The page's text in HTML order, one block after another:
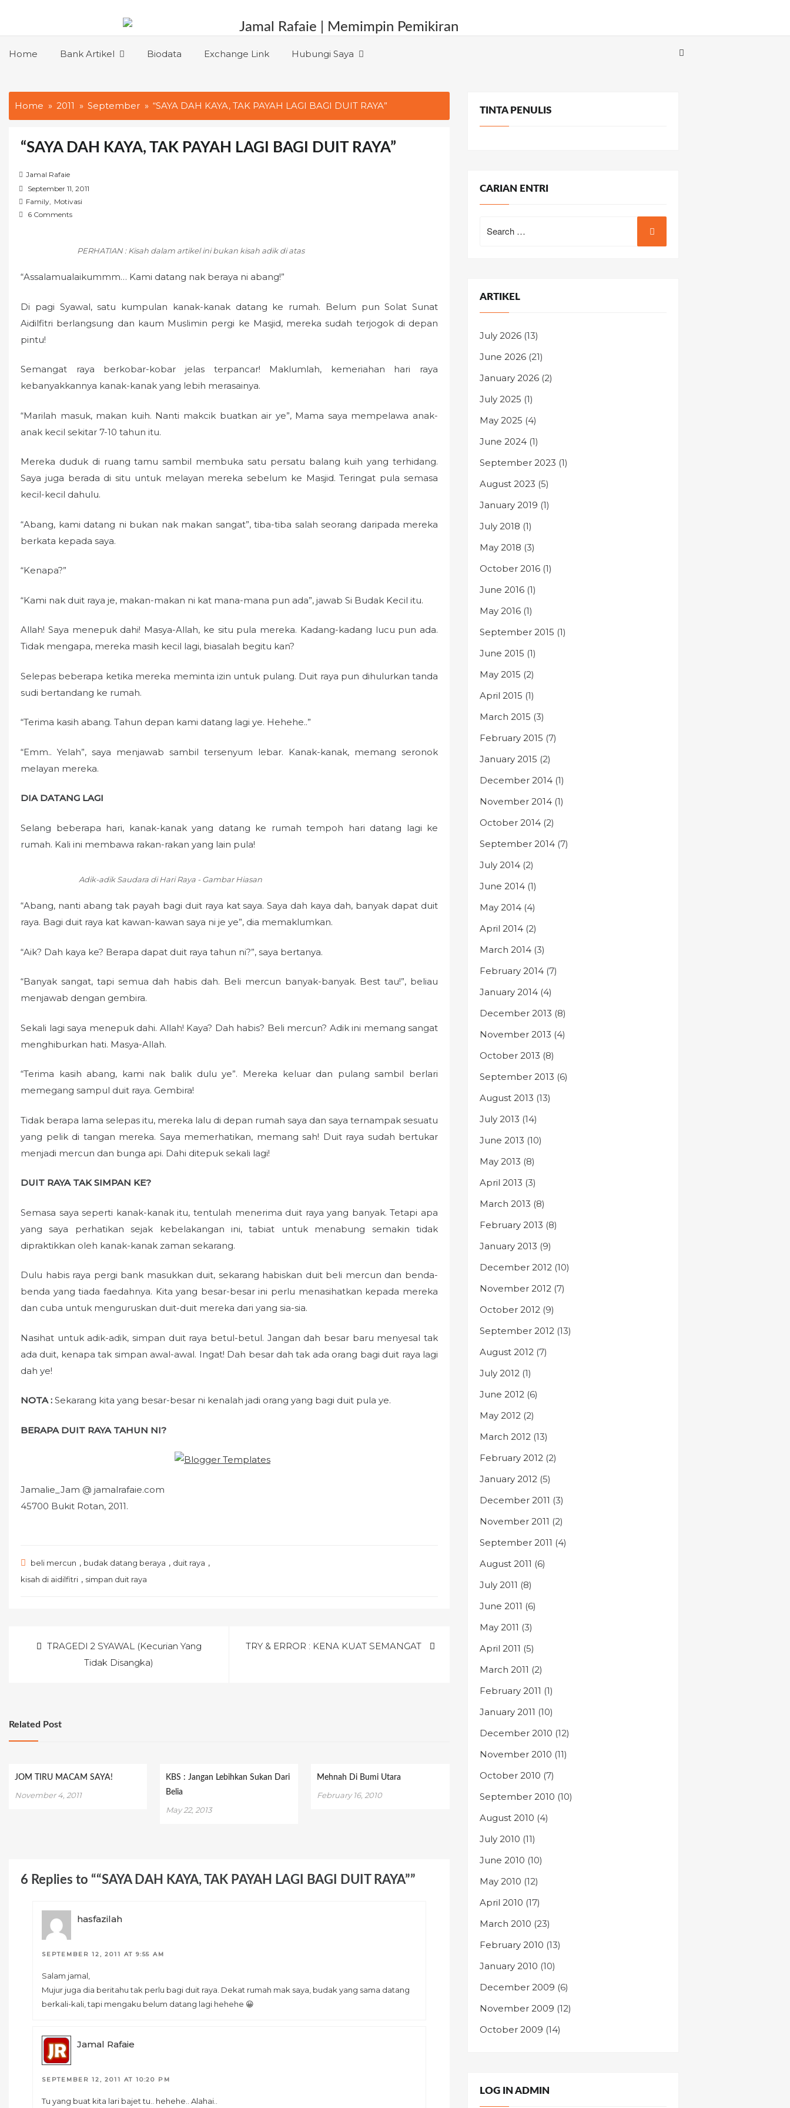
Home
Bank Artikel Biodata Exchange Link Hubungi Saya
Home 2011 September “SAYA DAH KAYA, TAK PAYAH LAGI BAGI DUIT RAYA”
“SAYA DAH KAYA, TAK PAYAH LAGI BAGI DUIT RAYA”
Jamal Rafaie
n
September 11, 2011
Family, Motivasi
6 Comments
PERHATIAN : Kisah dalam artikel ini bukan kisah adik di atas
“Assalamualaikummm… Kami datang nak beraya ni abang!”
Di pagi Syawal, satu kumpulan kanak-kanak datang ke rumah. Belum pun Solat Sunat
Aidilfitri berlangsung dan kaum Muslimin pergi ke Masjid, mereka sudah terjogok di depan
pintu!
Semangat raya berkobar-kobar jelas terpancar! Maklumlah, kemeriahan hari raya
kebanyakkannya kanak-kanak yang lebih merasainya.
“Marilah masuk, makan kuih. Nanti makcik buatkan air ye”, Mama saya mempelawa anak-
anak kecil sekitar 7-10 tahun itu.
Mereka duduk di ruang tamu sambil membuka satu persatu balang kuih yang terhidang.
Saya juga berada di situ untuk melayan mereka sebelum ke Masjid. Teringat pula semasa
kecil-kecil dahulu.
“Abang, kami datang ni bukan nak makan sangat”, tiba-tiba salah seorang daripada mereka
berkata kepada saya.
“Kenapa?”
“Kami nak duit raya je, makan-makan ni kat mana-mana pun ada”, jawab Si Budak Kecil itu.
Allah! Saya menepuk dahi! Masya-Allah, ke situ pula mereka. Kadang-kadang lucu pun ada.
Tidak mengapa, mereka masih kecil lagi, biasalah begitu kan?
Selepas beberapa ketika mereka meminta izin untuk pulang. Duit raya pun dihulurkan tanda
sudi bertandang ke rumah.
“Terima kasih abang. Tahun depan kami datang lagi ye. Hehehe..”
“Emm.. Yelah”, saya menjawab sambil tersenyum lebar. Kanak-kanak, memang seronok
melayan mereka.
DIA DATANG LAGI
Selang beberapa hari, kanak-kanak yang datang ke rumah tempoh hari datang lagi ke
rumah. Kali ini membawa rakan-rakan yang lain pula!
Adik-adik Saudara di Hari Raya - Gambar Hiasan
“Abang, nanti abang tak payah bagi duit raya kat saya. Saya dah kaya dah, banyak dapat duit
raya. Bagi duit raya kat kawan-kawan saya ni je ye”, dia memaklumkan.
“Aik? Dah kaya ke? Berapa dapat duit raya tahun ni?”, saya bertanya.
“Banyak sangat, tapi semua dah habis dah. Beli mercun banyak-banyak. Best tau!”, beliau
menjawab dengan gembira.
Sekali lagi saya menepuk dahi. Allah! Kaya? Dah habis? Beli mercun? Adik ini memang sangat
menghiburkan hati. Masya-Allah.
“Terima kasih abang, kami nak balik dulu ye”. Mereka keluar dan pulang sambil berlari
memegang sampul duit raya. Gembira!
Tidak berapa lama selepas itu, mereka lalu di depan rumah saya dan saya ternampak sesuatu
yang pelik di tangan mereka. Saya memerhatikan, memang sah! Duit raya sudah bertukar
menjadi mercun dan bunga api. Dahi ditepuk sekali lagi!
DUIT RAYA TAK SIMPAN KE?
Semasa saya seperti kanak-kanak itu, tentulah menerima duit raya yang banyak. Tetapi apa
yang saya perhatikan sejak kebelakangan ini, tabiat untuk menabung semakin tidak
dipraktikkan oleh kanak-kanak zaman sekarang.
Dulu habis raya pergi bank masukkan duit, sekarang habiskan duit beli mercun dan benda-
benda yang tiada faedahnya. Kita yang besar-besar ini perlu menasihatkan kepada mereka
dan cuba untuk menguruskan duit-duit mereka dari yang sia-sia.
Nasihat untuk adik-adik, simpan duit raya betul-betul. Jangan dah besar baru menyesal tak
ada duit, kenapa tak simpan awal-awal. Ingat! Dah besar dah tak ada orang bagi duit raya lagi
dah ye!
NOTA : Sekarang kita yang besar-besar ni kenalah jadi orang yang bagi duit pula ye.
BERAPA DUIT RAYA TAHUN NI?
Jamalie_Jam @ jamalrafaie.com
45700 Bukit Rotan, 2011.
beli mercun , budak datang beraya , duit raya ,
kisah di aidilfitri , simpan duit raya
navigation
TRAGEDI 2 SYAWAL (Kecurian Yang
Tidak Disangka)
TRY & ERROR : KENA KUAT SEMANGAT
Related Post
JOM TIRU MACAM SAYA!
November 4, 2011
KBS : Jangan Lebihkan Sukan Dari
Belia
May 22, 2013
Mehnah Di Bumi Utara
February 16, 2010
6 Replies to ““SAYA DAH KAYA, TAK PAYAH LAGI BAGI DUIT RAYA””
hasfazilah
SEPTEMBER 12, 2011 AT 9:55 AM
Salam jamal,
Mujur juga dia beritahu tak perlu bagi duit raya. Dekat rumah mak saya, budak yang sama datang
berkali-kali, tapi mengaku belum datang lagi hehehe 😀
Jamal Rafaie
SEPTEMBER 12, 2011 AT 10:20 PM
Tu yang buat kita lari bajet tu.. hehehe.. Alahai..
TINTA PENULIS
CARIAN ENTRI
for:
ARTIKEL
July 2026 (13)
June 2026 (21)
January 2026 (2)
July 2025 (1)
May 2025 (4)
June 2024 (1)
September 2023 (1)
August 2023 (5)
January 2019 (1)
July 2018 (1)
May 2018 (3)
October 2016 (1)
June 2016 (1)
May 2016 (1)
September 2015 (1)
June 2015 (1)
May 2015 (2)
April 2015 (1)
March 2015 (3)
February 2015 (7)
January 2015 (2)
December 2014 (1)
November 2014 (1)
October 2014 (2)
September 2014 (7)
July 2014 (2)
June 2014 (1)
May 2014 (4)
April 2014 (2)
March 2014 (3)
February 2014 (7)
January 2014 (4)
December 2013 (8)
November 2013 (4)
October 2013 (8)
September 2013 (6)
August 2013 (13)
July 2013 (14)
June 2013 (10)
May 2013 (8)
April 2013 (3)
March 2013 (8)
February 2013 (8)
January 2013 (9)
December 2012 (10)
November 2012 (7)
October 2012 (9)
September 2012 (13)
August 2012 (7)
July 2012 (1)
June 2012 (6)
May 2012 (2)
March 2012 (13)
February 2012 (2)
January 2012 (5)
December 2011 (3)
November 2011 (2)
September 2011 (4)
August 2011 (6)
July 2011 (8)
June 2011 (6)
May 2011 (3)
April 2011 (5)
March 2011 (2)
February 2011 (1)
January 2011 (10)
December 2010 (12)
November 2010 (11)
October 2010 (7)
September 2010 (10)
August 2010 (4)
July 2010 (11)
June 2010 (10)
May 2010 (12)
April 2010 (17)
March 2010 (23)
February 2010 (13)
January 2010 (10)
December 2009 (6)
November 2009 (12)
October 2009 (14)
LOG IN ADMIN